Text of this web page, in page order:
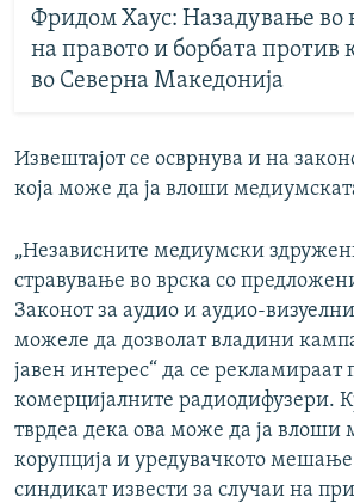
Фридом Хаус: Назадување во
на правото и борбата против
во Северна Македонија
Извештајот се осврнува и на
која може да ја влоши
„Независните медиумски
стравување во врска со
Законот за аудио и аудио-
можеле да дозволат владини
јавен интерес“ да се рекламираат
комерцијалните радиодифузери.
тврдеа дека ова може да ја влоши
корупција и уредувачкото
синдикат извести за случаи на